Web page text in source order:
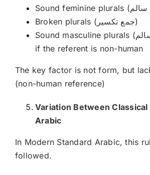
Broken plurals (جمع تكسير)
Sound masculine plurals (جمع مذكر سالم) —
if the referent is non-human
The key factor is not form, but
(non-human reference)
Variation Between
Arabic
In Modern Standard Arabic, this
followed.